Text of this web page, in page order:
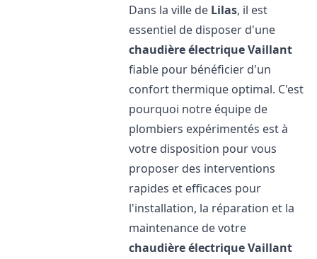
Dans la ville de Lilas, il est
essentiel de disposer d'une
chaudière électrique Vaillant
fiable pour bénéficier d'un
confort thermique optimal. C'est
pourquoi notre équipe de
plombiers expérimentés est à
votre disposition pour vous
proposer des interventions
rapides et efficaces pour
l'installation, la réparation et la
maintenance de votre
chaudière électrique Vaillant